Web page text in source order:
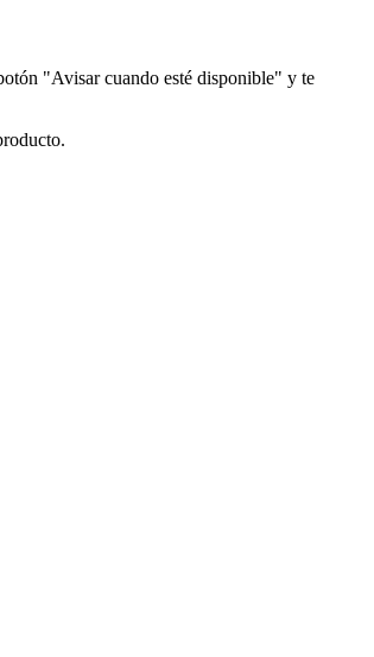
"Avisar cuando esté disponible" y te